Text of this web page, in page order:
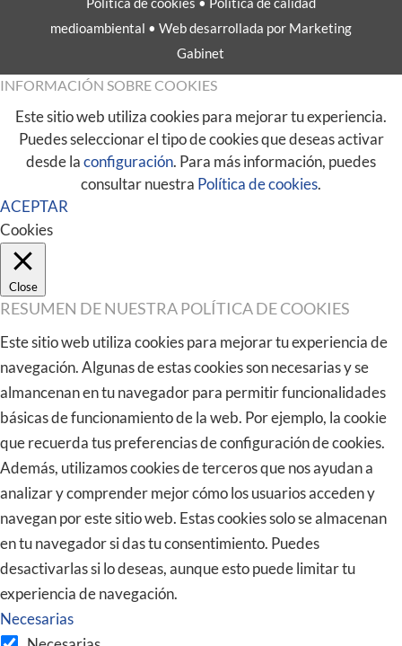
medioambiental • Web desarrollada por Marketing
Gabinet
INFORMACIÓN SOBRE COOKIES
Este sitio web utiliza cookies para mejorar tu experiencia.
Puedes seleccionar el tipo de cookies que deseas activar
desde laconfiguración. Para más información, puedes
consultar nuestra Política de cookies.
ACEPTAR
Cookies
Close
RESUMEN DE NUESTRA POLÍTICA DE COOKIES
Este sitio web utiliza cookies para mejorar tu experiencia de
navegación. Algunas de estas cookies son necesarias y se
almancenan en tu navegador para permitir funcionalidades
básicas de funcionamiento de la web. Por ejemplo, la cookie
que recuerda tus preferencias de configuración de cookies.
Además, utilizamos cookies de terceros que nos ayudan a
analizar y comprender mejor cómo los usuarios acceden y
navegan por este sitio web. Estas cookies solo se almacenan
en tu navegador si das tu consentimiento. Puedes
desactivarlas si lo deseas, aunque esto puede limitar tu
experiencia de navegación.
Necesarias